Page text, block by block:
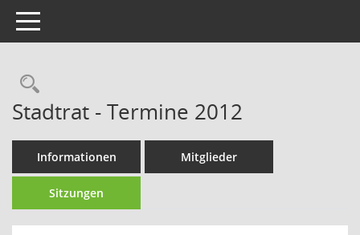
Toggle navigation
Rechercheauswahl
Stadtrat - Termine 2012
Informationen Mitglieder
Sitzungen